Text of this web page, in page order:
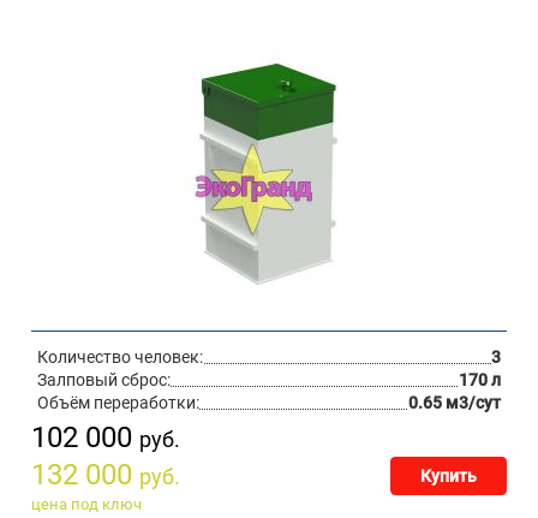
Количество человек:
3
Залповый сброс:
170 л
Объём переработки:
0.65 м3/сут
102 000 руб.
132 000 руб. Купить
цена под ключ